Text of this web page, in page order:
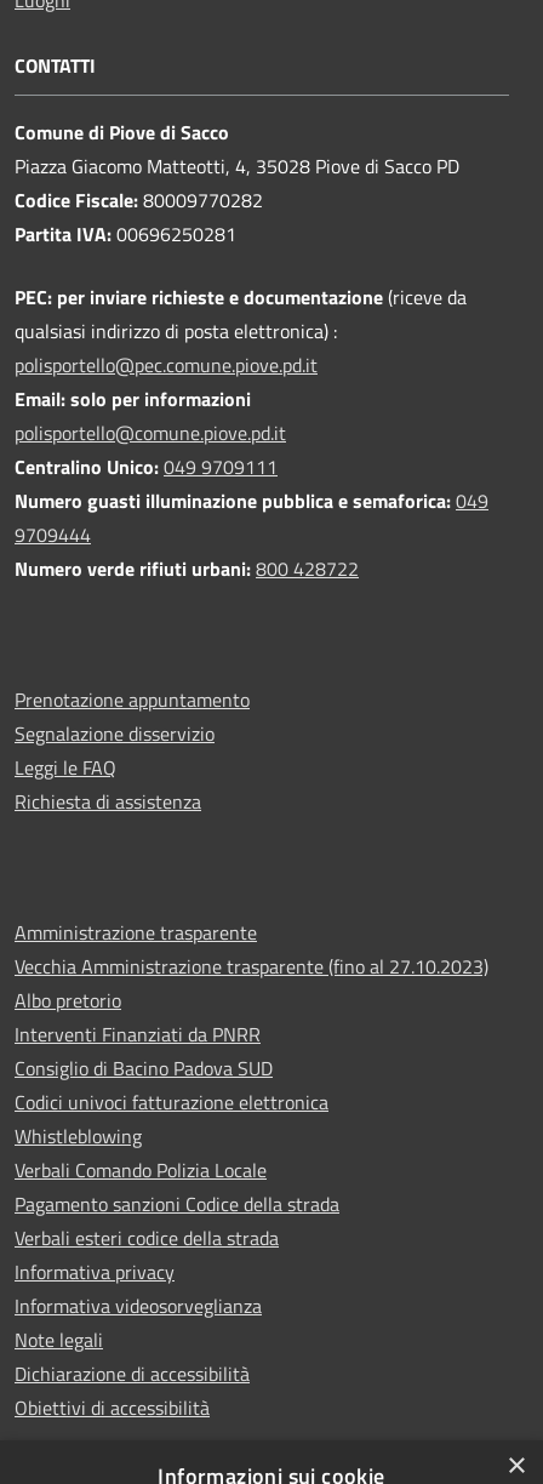
CONTATTI
Comune di Piove di Sacco
Piazza Giacomo Matteotti, 4, 35028 Piove di Sacco PD
Codice Fiscale:80009770282
Partita IVA:00696250281
PEC: per inviare richieste e documentazione(riceve da
qualsiasi indirizzo di posta elettronica) :
polisportello@pec.comune.piove.pd.it
Email: solo per informazioni
polisportello@comune.piove.pd.it
Centralino Unico:049 9709111
Numero guasti illuminazione pubblica e semaforica:049
9709444
Numero verde rifiuti urbani:800 428722
Prenotazione appuntamento
Segnalazione disservizio
Leggi le FAQ
Richiesta di assistenza
Amministrazione trasparente
Vecchia Amministrazione trasparente (fino al 27.10.2023)
Albo pretorio
Interventi Finanziati da PNRR
Consiglio di Bacino Padova SUD
Codici univoci fatturazione elettronica
Whistleblowing
Verbali Comando Polizia Locale
Pagamento sanzioni Codice della strada
Verbali esteri codice della strada
Informativa privacy
Informativa videosorveglianza
Note legali
Dichiarazione di accessibilità
Obiettivi di accessibilità
×
Informazioni sui cookie